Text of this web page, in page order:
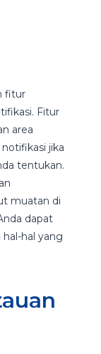
fitur
Fitur
area
jika
tentukan.
muatan di
dapat
hal yang